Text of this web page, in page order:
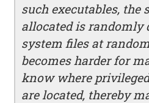
such executables, the
allocated is randomly
system files at
becomes harder for
know where
are located, thereby